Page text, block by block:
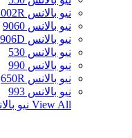
نيو بالانس 2002R
نيو بالانس 9060
نيو بالانس 1906D
نيو بالانس 530
نيو بالانس 990
نيو بالانس 650R
نيو بالانس 993
View All نيو